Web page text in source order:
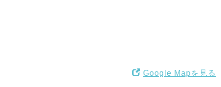
Google Mapを見る